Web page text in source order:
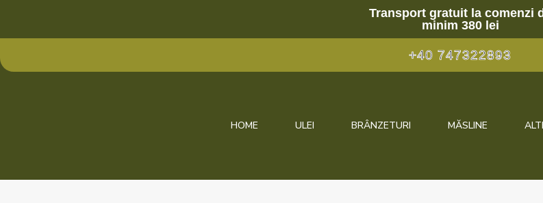
Transport gratuit la comenzi
minim 380 lei
+40 747322893
HOME ULEI BRÂNZETURI MĂSLINE